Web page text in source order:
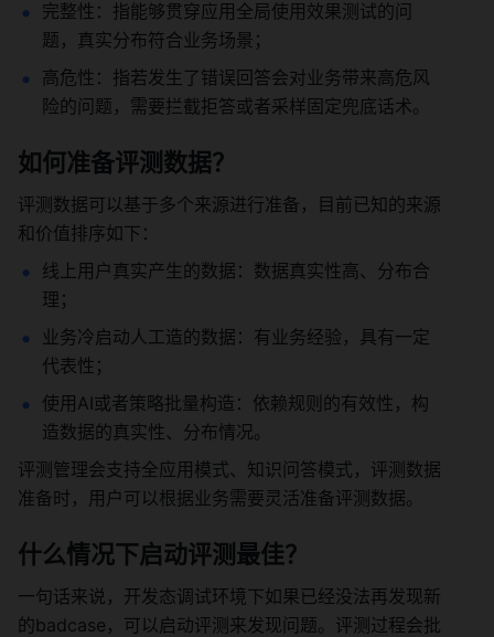
完整性：指能够贯穿应用全局使用效果测试的问
题，真实分布符合业务场景；
高危性：指若发生了错误回答会对业务带来高危风
险的问题，需要拦截拒答或者采样固定兜底话术。
如何准备评测数据？
评测数据可以基于多个来源进行准备，目前已知的来源
和价值排序如下：
线上用户真实产生的数据：数据真实性高、分布合
理；
业务冷启动人工造的数据：有业务经验，具有一定
代表性；
使用AI或者策略批量构造：依赖规则的有效性，构
造数据的真实性、分布情况。
评测管理会支持全应用模式、知识问答模式，评测数据
准备时，用户可以根据业务需要灵活准备评测数据。
什么情况下启动评测最佳？
一句话来说，开发态调试环境下如果已经没法再发现新
的badcase，可以启动评测来发现问题。评测过程会批